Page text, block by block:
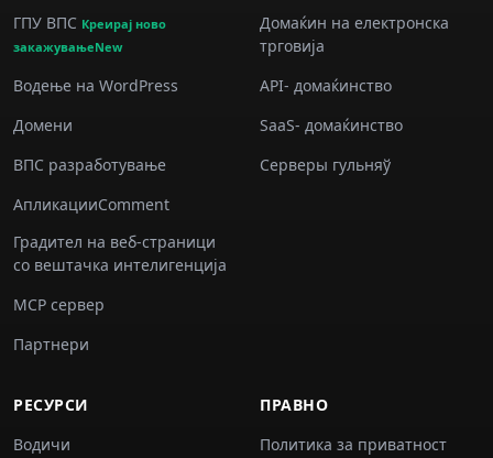
ГПУ ВПС Креирај ново
закажувањеNew
Водење на WordPress
Домени
ВПС разработување
АпликацииComment
Градител на веб-страници
со вештачка интелигенција
MCP сервер
Партнери
Домаќин на електронска
трговија
API- домаќинство
SaaS- домаќинство
Серверы гульняў
РЕСУРСИ
Водичи
ПРАВНО
Политика за приватност